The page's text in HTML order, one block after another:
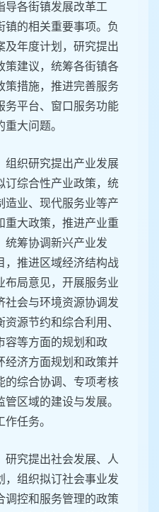
导各街镇发展改革工
镇的相关重要事项。负
及年度计划，研究提出
策建议，统筹各街镇各
策措施，推进完善服务
务平台、窗口服务功能
大问题。
组织研究提出产业发展
订综合性产业政策，统
造业、现代服务业等产
重大政策，推进产业重
统筹协调新兴产业发
，推进区域经济结构战
布局意见，开展服务业
社会与环境资源协调发
源节约和综合利用、
容等方面的规划和政
经济方面规划和政策并
的综合协调、专项考核
区域的建设与发展。
任务。
研究提出社会发展、人
，组织拟订社会事业发
调控和服务管理的政策